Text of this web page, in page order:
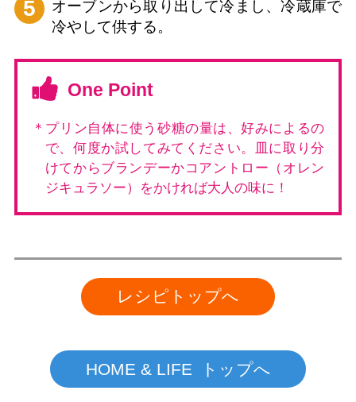
5
オーブンから取り出して冷まし、冷蔵庫で
冷やして供する。
One Point
＊プリン自体に使う砂糖の量は、好みによるの
で、何度か試してみてください。皿に取り分
けてからブランデーかコアントロー（オレン
ジキュラソー）をかければ大人の味に！
レシピトップへ
HOME & LIFE トップへ